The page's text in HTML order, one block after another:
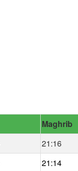
Maghrib
21:16
21:14